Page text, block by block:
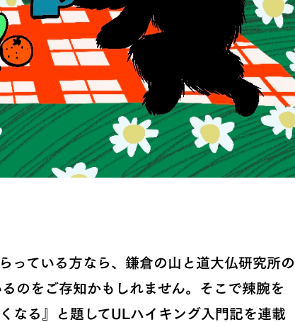
っている方なら、鎌倉の山と道大仏研究所の
のをご存知かもしれません。そこで辣腕を
なる』と題してULハイキング入門記を連載